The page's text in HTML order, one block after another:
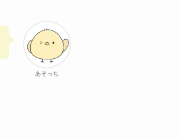
あそっち